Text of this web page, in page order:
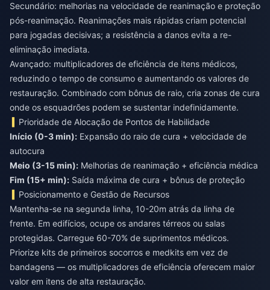
Secundário: melhorias na velocidade de reanimação e proteção
pós-reanimação. Reanimações mais rápidas criam potencial
para jogadas decisivas; a resistência a danos evita a re-
eliminação imediata.
Avançado: multiplicadores de eficiência de itens médicos,
reduzindo o tempo de consumo e aumentando os valores de
restauração. Combinado com bônus de raio, cria zonas de cura
onde os esquadrões podem se sustentar indefinidamente.
Prioridade de Alocação de Pontos de Habilidade
Início (0-3 min): Expansão do raio de cura + velocidade de
Meio (3-15 min):
Fim (15+ min): Saída máxima de cura + bônus de proteção
Posicionamento e Gestão de Recursos
Mantenha-se na segunda linha, 10-20m atrás da linha de
frente. Em edifícios, ocupe os andares térreos ou salas
protegidas. Carregue 60-70% de suprimentos médicos.
Priorize kits de primeiros socorros e medkits em vez de
bandagens — os multiplicadores de eficiência oferecem maior
valor em itens de alta restauração.